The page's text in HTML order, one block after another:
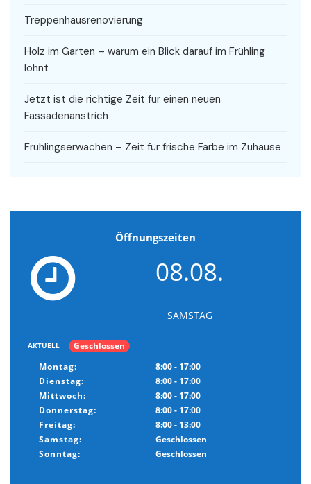
Treppenhausrenovierung
Holz im Garten – warum ein Blick darauf im Frühling
lohnt
Jetzt ist die richtige Zeit für einen neuen
Fassadenanstrich
Frühlingserwachen – Zeit für frische Farbe im Zuhause
Öffnungszeiten
08.08.
SAMSTAG
AKTUELL
Geschlossen
Montag:
8:00 - 17:00
Dienstag:
8:00 - 17:00
Mittwoch:
8:00 - 17:00
Donnerstag:
8:00 - 17:00
Freitag:
8:00 - 13:00
Samstag:
Geschlossen
Sonntag:
Geschlossen